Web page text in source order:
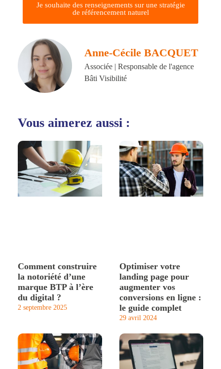
Je souhaite des renseignements sur une stratégie
de référencement naturel
Anne-Cécile BACQUET
Associée | Responsable de l'agence
Bâti Visibilité
Vous aimerez aussi :
Comment construire
la notoriété d’une
marque BTP à l’ère
du digital ?
2 septembre 2025
Optimiser votre
landing page pour
augmenter vos
conversions en ligne :
le guide complet
29 avril 2024